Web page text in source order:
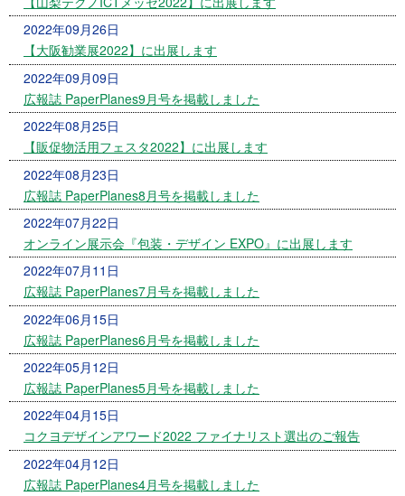
2022年09月26日
【大阪勧業展2022】に出展します
2022年09月09日
広報誌 PaperPlanes9月号を掲載しました
2022年08月25日
【販促物活用フェスタ2022】に出展します
2022年08月23日
広報誌 PaperPlanes8月号を掲載しました
2022年07月22日
オンライン展示会『包装・デザイン EXPO』に出展します
2022年07月11日
広報誌 PaperPlanes7月号を掲載しました
2022年06月15日
広報誌 PaperPlanes6月号を掲載しました
2022年05月12日
広報誌 PaperPlanes5月号を掲載しました
2022年04月15日
コクヨデザインアワード2022 ファイナリスト選出のご報告
2022年04月12日
広報誌 PaperPlanes4月号を掲載しました